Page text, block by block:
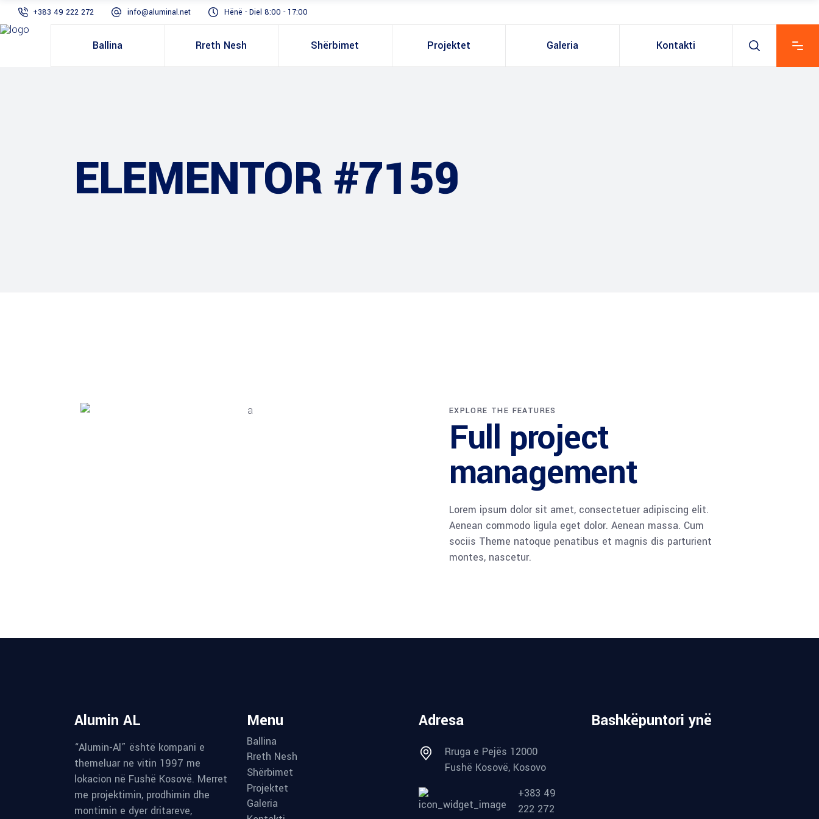
+383 49 222 272 info@aluminal.net Hënë - Diel 8:00 - 17:00
Ballina Rreth Nesh Shërbimet Projektet Galeria Kontakti
ELEMENTOR #7159
EXPLORE THE FEATURES
Full project
management
Lorem ipsum dolor sit amet, consectetuer adipiscing elit.
Aenean commodo ligula eget dolor. Aenean massa. Cum
sociis Theme natoque penatibus et magnis dis parturient
montes, nascetur.
Alumin AL
“Alumin-Al” është kompani e
themeluar ne vitin 1997 me
lokacion në Fushë Kosovë. Merret
me projektimin, prodhimin dhe
montimin e dyer dritareve,
Menu
Ballina
Rreth Nesh
Shërbimet
Projektet
Galeria
Adresa
Rruga e Pejës 12000
Fushë Kosovë, Kosovo
+383 49
222 272
Bashkëpuntori ynë